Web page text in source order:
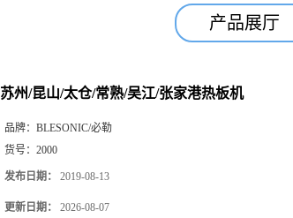
产品展厅
苏州/昆山/太仓/常熟/吴江/张家港热板机
品牌： BLESONIC/必勒
货号： 2000
发布日期： 2019-08-13
更新日期： 2026-08-07